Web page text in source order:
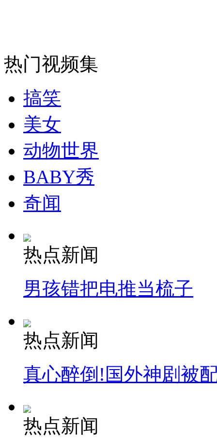
安徽一实载49人客车翻车
走！跟着总书记去植树
消防员救轻生者 花炮节热闹非凡
纽约上演“枕头大战”
热门视频集
搞笑
美女
动物世界
BABY秀
奇闻
热点新闻
男孩错把电推当梳子
热点新闻
真心醉倒!国外神剧被
热点新闻